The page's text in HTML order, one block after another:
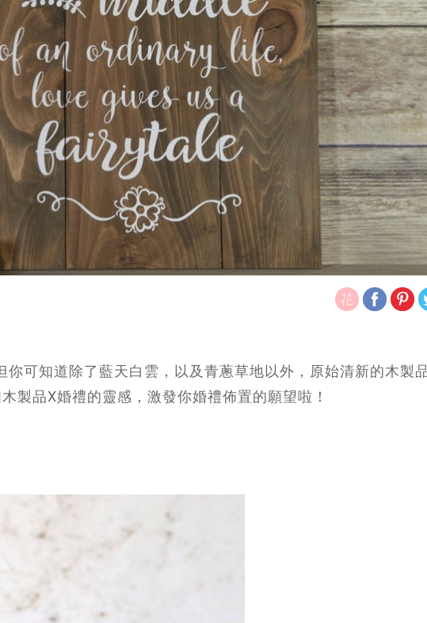
你可知道除了藍天白雲，以及青蔥草地以外，原始清新的木製
製品X婚禮的靈感，激發你婚禮佈置的願望啦！